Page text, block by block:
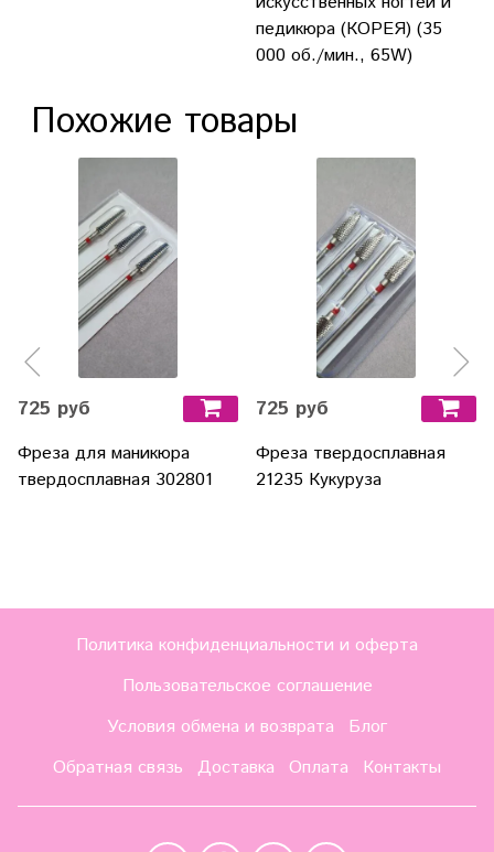
педикюра (КОРЕЯ) (35
000 об./мин., 65W)
Похожие товары
725 руб
Фреза для маникюра
твердосплавная 302801
725 руб
Фреза твердосплавная
21235 Кукуруза
Политика конфиденциальности и оферта
Пользовательское соглашение
Условия обмена и возврата
Блог
Обратная связь
Доставка Оплата Контакты